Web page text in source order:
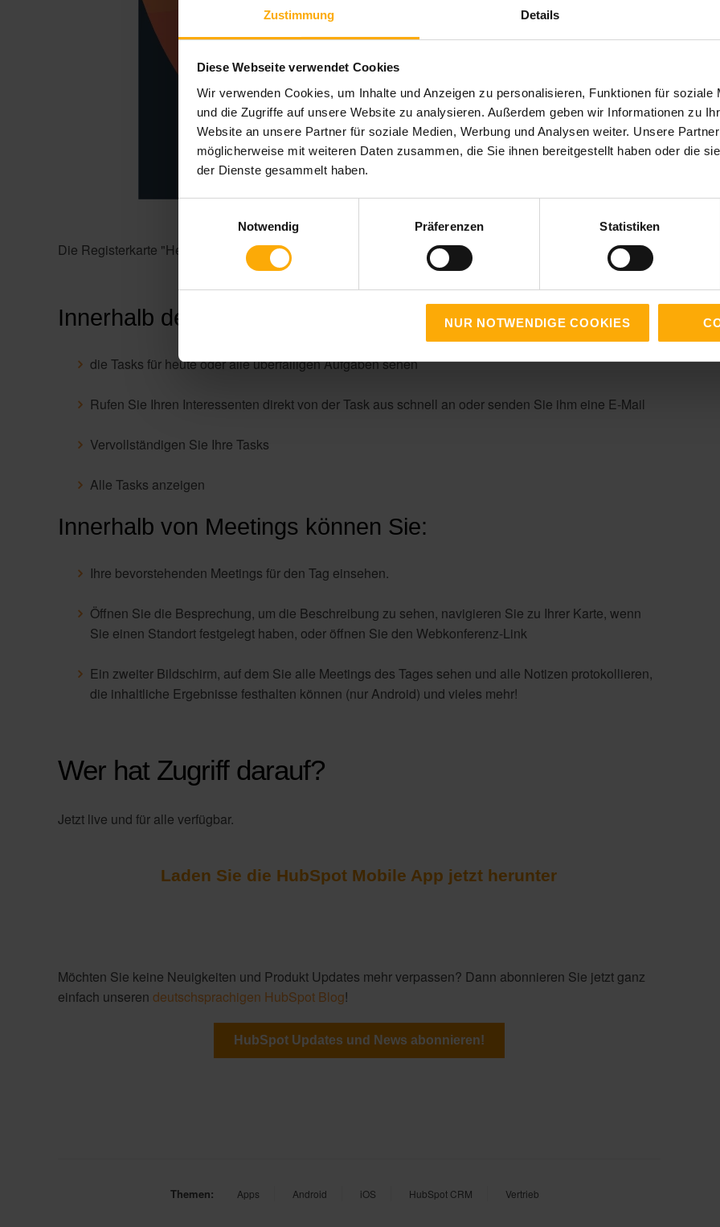
Zustimmung Details
Diese Webseite verwendet Cookies
Wir verwenden Cookies, um Inhalte und Anzeigen zu personalisieren, Funktionen für soziale
und die Zugriffe auf unsere Website zu analysieren. Außerdem geben wir Informationen zu
Website an unsere Partner für soziale Medien, Werbung und Analysen weiter. Unsere
möglicherweise mit weiteren Daten zusammen, die Sie ihnen bereitgestellt haben oder die
der Dienste gesammelt haben.
Notwendig
Präferenzen Statistiken
NUR NOTWENDIGE COOKIES
Die Registerkarte "Heute" enthält derzeit zwei Abschnitte: Tasks und Meetings.
Innerhalb der Tasks können Sie:
die Tasks für heute oder alle überfälligen Aufgaben sehen
Rufen Sie Ihren Interessenten direkt von der Task aus schnell an oder senden Sie ihm eine E-Mail
Vervollständigen Sie Ihre Tasks
Alle Tasks anzeigen
Innerhalb von Meetings können Sie:
Ihre bevorstehenden Meetings für den Tag einsehen.
Öffnen Sie die Besprechung, um die Beschreibung zu sehen, navigieren Sie zu Ihrer Karte, wenn
Sie einen Standort festgelegt haben, oder öffnen Sie den Webkonferenz-Link
Ein zweiter Bildschirm, auf dem Sie alle Meetings des Tages sehen und alle Notizen protokollieren,
die inhaltliche Ergebnisse festhalten können (nur Android) und vieles mehr!
Wer hat Zugriff darauf?
Jetzt live und für alle verfügbar.
Laden Sie die HubSpot Mobile App jetzt herunter
Möchten Sie keine Neuigkeiten und Produkt Updates mehr verpassen? Dann abonnieren Sie jetzt ganz
einfach unseren deutschsprachigen HubSpot Blog!
HubSpot Updates und News abonnieren!
Themen: Apps Android iOS HubSpot CRM Vertrieb